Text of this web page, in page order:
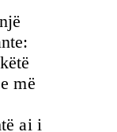
më
ai i